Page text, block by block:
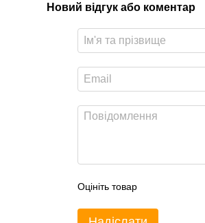
Новий відгук або коментар
Оцініть товар